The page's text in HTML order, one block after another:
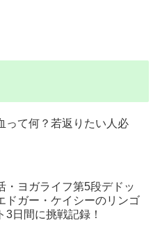
って何？若返りたい人必
・ヨガライフ第5段デドッ
ドガー・ケイシーのリンゴ
3日間に挑戦記録！